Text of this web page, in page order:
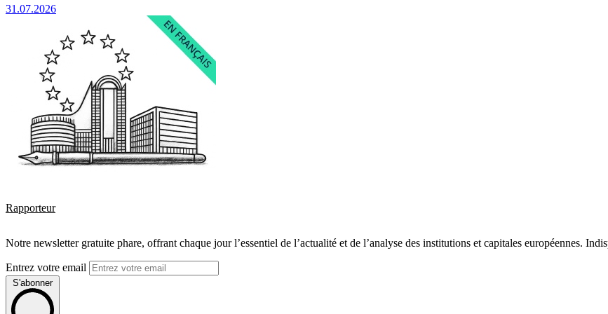
31.07.2026
Rapporteur
Notre newsletter gratuite phare, offrant chaque jour l’essentiel de l’actualité et de l’analyse des institutions et capitales européennes.
Entrez votre email
S'abonner